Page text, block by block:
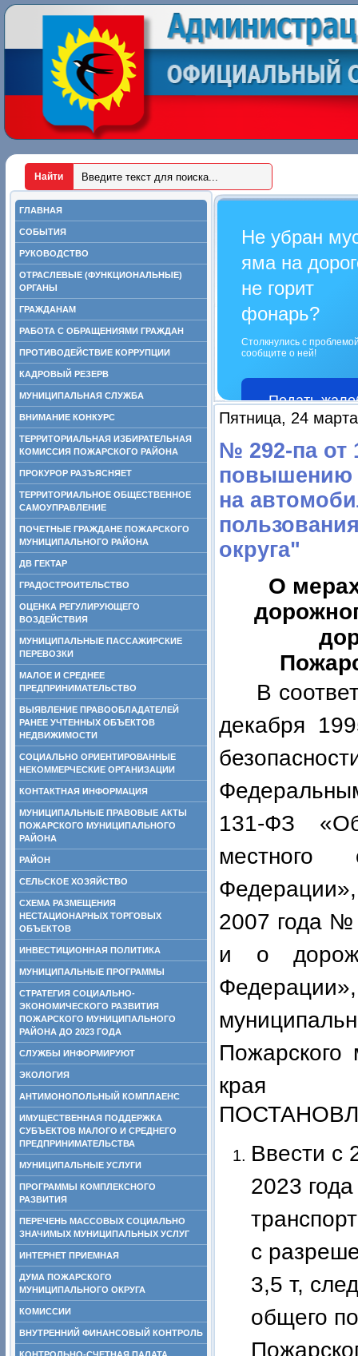
ГЛАВНАЯ
СОБЫТИЯ
РУКОВОДСТВО
ОТРАСЛЕВЫЕ (ФУНКЦИОНАЛЬНЫЕ)
ОРГАНЫ
ГРАЖДАНАМ
РАБОТА С ОБРАЩЕНИЯМИ ГРАЖДАН
ПРОТИВОДЕЙСТВИЕ КОРРУПЦИИ
КАДРОВЫЙ РЕЗЕРВ
МУНИЦИПАЛЬНАЯ СЛУЖБА
ВНИМАНИЕ КОНКУРС
ТЕРРИТОРИАЛЬНАЯ ИЗБИРАТЕЛЬНАЯ
КОМИССИЯ ПОЖАРСКОГО РАЙОНА
ПРОКУРОР РАЗЪЯСНЯЕТ
ТЕРРИТОРИАЛЬНОЕ ОБЩЕСТВЕННОЕ
САМОУПРАВЛЕНИЕ
ПОЧЕТНЫЕ ГРАЖДАНЕ ПОЖАРСКОГО
МУНИЦИПАЛЬНОГО РАЙОНА
ДВ ГЕКТАР
ГРАДОСТРОИТЕЛЬСТВО
ОЦЕНКА РЕГУЛИРУЮЩЕГО
ВОЗДЕЙСТВИЯ
МУНИЦИПАЛЬНЫЕ ПАССАЖИРСКИЕ
ПЕРЕВОЗКИ
МАЛОЕ И СРЕДНЕЕ
ПРЕДПРИНИМАТЕЛЬСТВО
ВЫЯВЛЕНИЕ ПРАВООБЛАДАТЕЛЕЙ
РАНЕЕ УЧТЕННЫХ ОБЪЕКТОВ
НЕДВИЖИМОСТИ
СОЦИАЛЬНО ОРИЕНТИРОВАННЫЕ
НЕКОММЕРЧЕСКИЕ ОРГАНИЗАЦИИ
КОНТАКТНАЯ ИНФОРМАЦИЯ
МУНИЦИПАЛЬНЫЕ ПРАВОВЫЕ АКТЫ
ПОЖАРСКОГО МУНИЦИПАЛЬНОГО
РАЙОНА
РАЙОН
СЕЛЬСКОЕ ХОЗЯЙСТВО
СХЕМА РАЗМЕЩЕНИЯ
НЕСТАЦИОНАРНЫХ ТОРГОВЫХ
ОБЪЕКТОВ
ИНВЕСТИЦИОННАЯ ПОЛИТИКА
МУНИЦИПАЛЬНЫЕ ПРОГРАММЫ
СТРАТЕГИЯ СОЦИАЛЬНО-
ЭКОНОМИЧЕСКОГО РАЗВИТИЯ
ПОЖАРСКОГО МУНИЦИПАЛЬНОГО
РАЙОНА ДО 2023 ГОДА
СЛУЖБЫ ИНФОРМИРУЮТ
ЭКОЛОГИЯ
АНТИМОНОПОЛЬНЫЙ КОМПЛАЕНС
ИМУЩЕСТВЕННАЯ ПОДДЕРЖКА
СУБЪЕКТОВ МАЛОГО И СРЕДНЕГО
ПРЕДПРИНИМАТЕЛЬСТВА
МУНИЦИПАЛЬНЫЕ УСЛУГИ
ПРОГРАММЫ КОМПЛЕКСНОГО
РАЗВИТИЯ
ПЕРЕЧЕНЬ МАССОВЫХ СОЦИАЛЬНО
ЗНАЧИМЫХ МУНИЦИПАЛЬНЫХ УСЛУГ
ИНТЕРНЕТ ПРИЕМНАЯ
ДУМА ПОЖАРСКОГО
МУНИЦИПАЛЬНОГО ОКРУГА
КОМИССИИ
ВНУТРЕННИЙ ФИНАНСОВЫЙ КОНТРОЛЬ
Не убран
яма на
не горит
фонарь?
Столкнулись с
сообщите о ней!
Подать
Пятница, 24
№ 292-па от
повышению
на
округа"
О
В
131-ФЗ
местного
2007 года №
и о
Федерации»,
Пожарского
края
Ввести с
2023
с
3,5 т,
общего